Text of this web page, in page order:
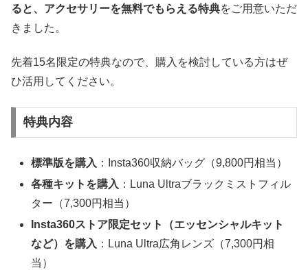
ると、アクセサリーを無料でもらえる特典をご用意いただ
きました。
先着15名限定の特典なので、購入を検討している方はぜ
ひ活用してください。
特典内容
標準版を購入 ：Insta360収納バッグ（9,800円相当）
各種キットを購入 ：Luna Ultraブラックミストフィル
ター（7,300円相当）
Insta360ストア限定セット（エッセンシャルキット
など）を購入 ：Luna Ultra広角レンズ（7,300円相
当）